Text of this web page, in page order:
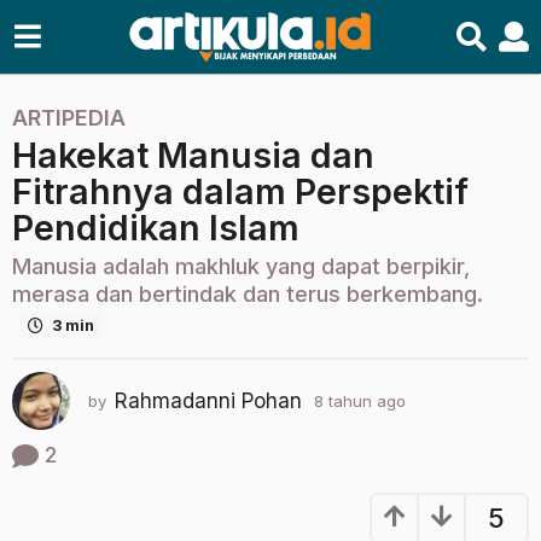
8
t
a
h
u
n
a
2
t
h
ARTIPEDIA
Hakekat Manusia dan
Fitrahnya dalam Perspektif
Pendidikan Islam
Manusia adalah makhluk yang dapat berpikir,
merasa dan bertindak dan terus berkembang.
3 min
by Rahmadanni Pohan 8 tahun ago
2
5